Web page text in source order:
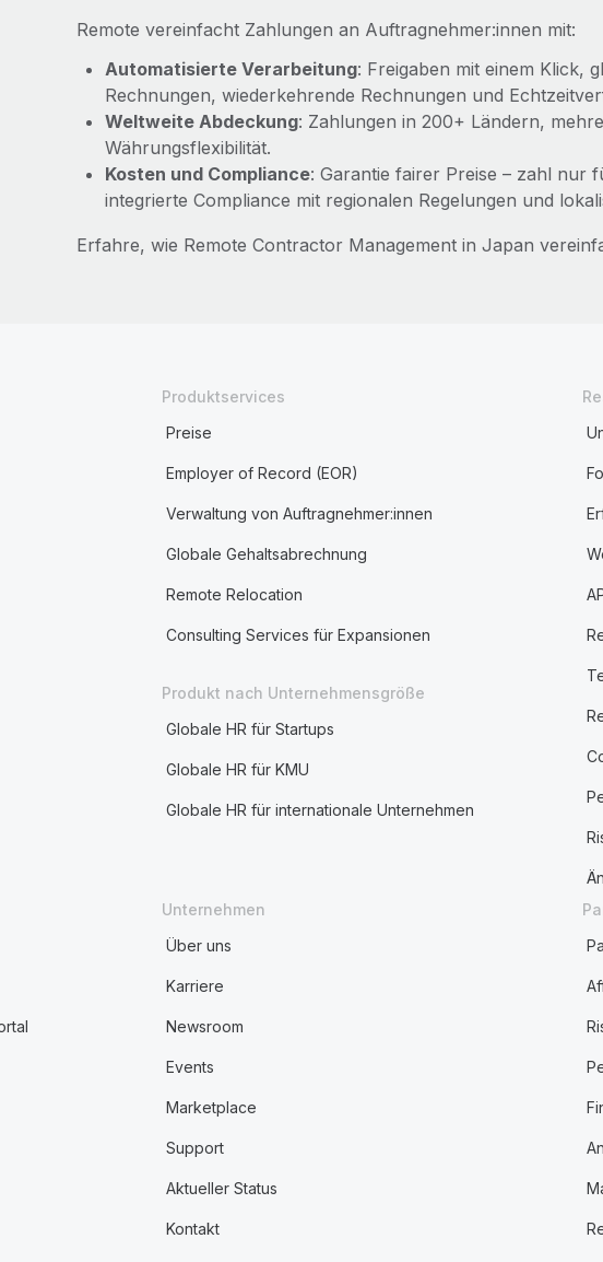
Remote vereinfacht Zahlungen an Auftragnehmer:innen mit:
Automatisierte Verarbeitung: Freigaben mit einem Klick,
Rechnungen, wiederkehrende Rechnungen und
Weltweite Abdeckung: Zahlungen in 200+ Ländern,
Währungsflexibilität.
Kosten und Compliance: Garantie fairer Preise – zahl nur
integrierte Compliance mit regionalen Regelungen und
Erfahre, wie Remote Contractor Management in Japan
Produktservices
Preise
Employer of Record (EOR)
Verwaltung von Auftragnehmer:innen
Globale Gehaltsabrechnung
Remote Relocation
Consulting Services für Expansionen
Produkt nach Unternehmensgröße
Globale HR für Startups
Globale HR für KMU
Globale HR für internationale Unternehmen
Unternehmen
Über uns
Karriere
Newsroom
Events
Marketplace
Support
Aktueller Status
Kontakt